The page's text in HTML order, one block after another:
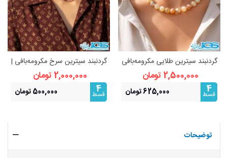
گردنبند سیترین طلایی مکرومه‌بافی
| انرژی شکوفایی
2,500,000 تومان
4
قسط 625,000 تومان
گردنبند سیترین سرخ مکرومه‌بافی |
انرژی شکوفایی
2,000,000 تومان
4
قسط 500,000 تومان
توضیحات